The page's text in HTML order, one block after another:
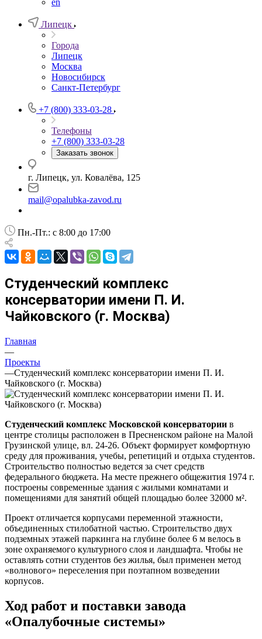
en
Липецк
Города
Липецк
Москва
Новосибирск
Санкт-Петербург
+7 (800) 333-03-28
Телефоны
+7 (800) 333-03-28
Заказать звонок
г. Липецк, ул. Ковалёва, 125
mail@opalubka-zavod.ru
Пн.-Пт.: с 8:00 до 17:00
Студенческий комплекс
консерватории имени П. И.
Чайковского (г. Москва)
Главная
—
Проекты
—Студенческий комплекс консерватории имени П. И.
Чайковского (г. Москва)
Студенческий комплекс Московской консерватории в
центре столицы расположен в Пресненском районе на Малой
Грузинской улице, вл. 24-26. Объект формирует комфортную
среду для проживания, учебы, репетиций и отдыха студентов.
Строительство полностью ведется за счет средств
федерального бюджета. На месте прежнего общежития 1974 г.
построены современные здания с жилыми комнатами и
помещениями для занятий общей площадью более 32000 м².
Проект отличается корпусами переменной этажности,
объединенных стилобатной частью. Строительство двух
подземных этажей паркинга на глубине более 6 м велось в
зоне охраняемого культурного слоя и ландшафта. Чтобы не
оставлять сотни студентов без жилья, был применен метод
«волнового» переселения при поэтапном возведении
корпусов.
Ход работ и поставки завода
«Опалубочные системы»